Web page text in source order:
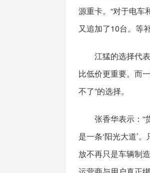
源重卡。“对于电
又追加了10台。等
江猛的选择代
比低价更重要。而
不了”的选择。
张香华表示：“
是一条‘阳光大道’
放不再只是车辆制